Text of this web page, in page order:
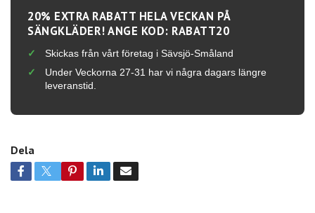
20% EXTRA RABATT HELA VECKAN PÅ
SÄNGKLÄDER! ANGE KOD: RABATT20
Skickas från vårt företag i Sävsjö-Småland
Under Veckorna 27-31 har vi några dagars längre
leveranstid.
Dela